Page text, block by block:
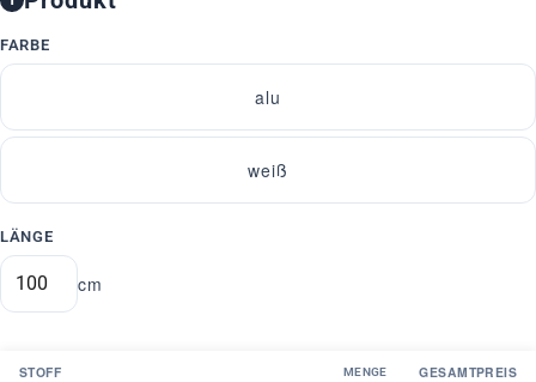
FARBE
alu
weiß
LÄNGE
cm
STOFF MENGE GESAMTPREIS